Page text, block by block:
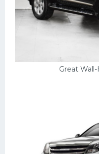
Great Wall-